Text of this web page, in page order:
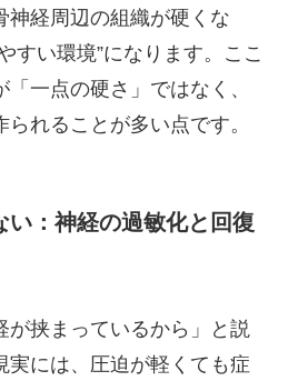
神経周辺の組織が硬くな
すい環境”になります。ここ
一点の硬さ」ではなく、
られることが多い点です。
い：神経の過敏化と回復
が挟まっているから」と説
実には、圧迫が軽くても症